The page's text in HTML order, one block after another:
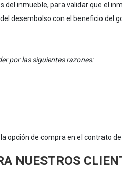
del inmueble, para validar que el
desembolso con el beneficio del
por las siguientes razones:
opción de compra en el contrato de
NUESTROS